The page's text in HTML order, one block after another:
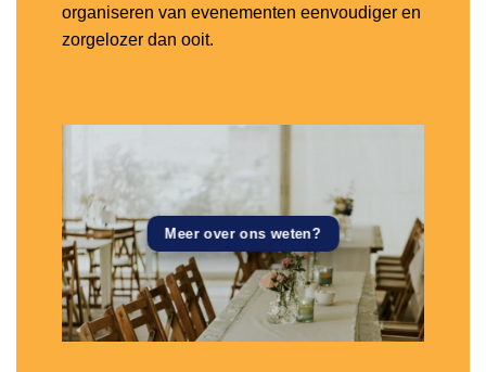
organiseren van evenementen eenvoudiger en
zorgelozer dan ooit.
Meer over ons weten?